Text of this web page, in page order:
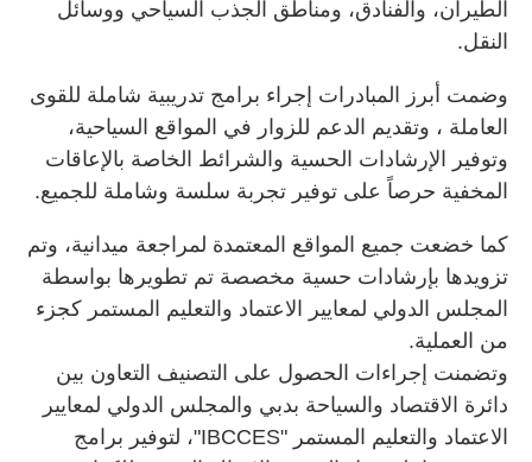
الطيران، والفنادق، ومناطق الجذب السياحي ووسائل
النقل.
وضمت أبرز المبادرات إجراء برامج تدريبية شاملة للقوى
العاملة ، وتقديم الدعم للزوار في المواقع السياحية،
وتوفير الإرشادات الحسية والشرائط الخاصة بالإعاقات
المخفية حرصاً على توفير تجربة سلسة وشاملة للجميع.
كما خضعت جميع المواقع المعتمدة لمراجعة ميدانية، وتم
تزويدها بإرشادات حسية مخصصة تم تطويرها بواسطة
المجلس الدولي لمعايير الاعتماد والتعليم المستمر كجزء
من العملية.
وتضمنت إجراءات الحصول على التصنيف التعاون بين
دائرة الاقتصاد والسياحة بدبي والمجلس الدولي لمعايير
الاعتماد والتعليم المستمر "IBCCES"، لتوفير برامج